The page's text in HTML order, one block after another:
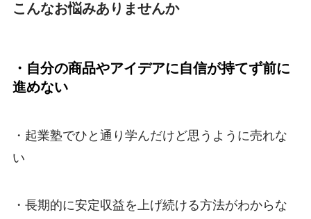
こんなお悩みありませんか
・自分の商品やアイデアに自信が持てず前に
進めない
・起業塾でひと通り学んだけど思うように売れな
い
・長期的に安定収益を上げ続ける方法がわからな